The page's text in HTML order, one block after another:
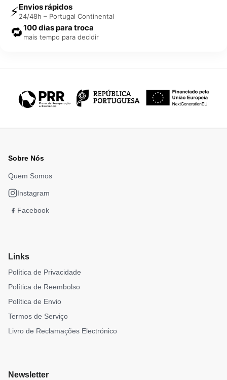
⚡Envios rápidos
24/48h – Portugal Continental
🔁100 dias para troca
mais tempo para decidir
Sobre Nós
Quem Somos
Instagram
Facebook
Links
Política de Privacidade
Política de Reembolso
Política de Envio
Termos de Serviço
Livro de Reclamações Electrónico
Newsletter